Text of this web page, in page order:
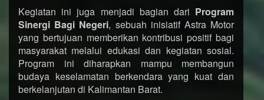
Kegiatan ini juga menjadi bagian dari Program
Sinergi Bagi Negeri, sebuah inisiatif Astra Motor
yang bertujuan memberikan kontribusi positif bagi
masyarakat melalui edukasi dan kegiatan sosial.
Program ini diharapkan mampu membangun
budaya keselamatan berkendara yang kuat dan
berkelanjutan di Kalimantan Barat.